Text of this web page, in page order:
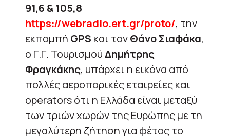
91,6 & 105,8
https://webradio.ert.gr/proto/, την
εκπομπή GPS και τονΘάνο Σιαφάκα,
ο Γ.Γ. ΤουρισμούΔημήτρης
Φραγκάκης, υπάρχει η εικόνα από
πολλές αεροπορικές εταιρείες και
operators ότι η Ελλάδα είναι μεταξύ
των τριών χωρών της Ευρώπης με τη
μεγαλύτερη ζήτηση για φέτος το